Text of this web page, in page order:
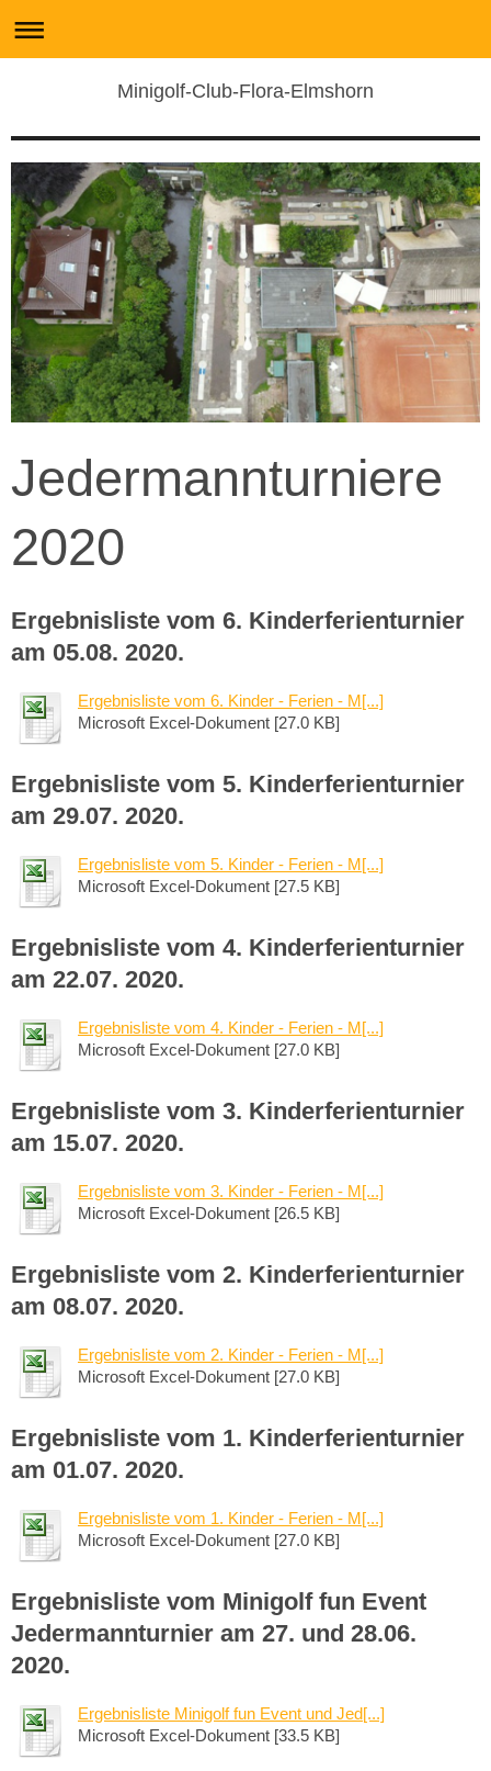
Minigolf-Club-Flora-Elmshorn
Jedermannturniere
2020
Ergebnisliste vom 6. Kinderferienturnier
am 05.08. 2020.
Ergebnisliste vom 6. Kinder - Ferien - M[...]
Microsoft Excel-Dokument [27.0 KB]
Ergebnisliste vom 5. Kinderferienturnier
am 29.07. 2020.
Ergebnisliste vom 5. Kinder - Ferien - M[...]
Microsoft Excel-Dokument [27.5 KB]
Ergebnisliste vom 4. Kinderferienturnier
am 22.07. 2020.
Ergebnisliste vom 4. Kinder - Ferien - M[...]
Microsoft Excel-Dokument [27.0 KB]
Ergebnisliste vom 3. Kinderferienturnier
am 15.07. 2020.
Ergebnisliste vom 3. Kinder - Ferien - M[...]
Microsoft Excel-Dokument [26.5 KB]
Ergebnisliste vom 2. Kinderferienturnier
am 08.07. 2020.
Ergebnisliste vom 2. Kinder - Ferien - M[...]
Microsoft Excel-Dokument [27.0 KB]
Ergebnisliste vom 1. Kinderferienturnier
am 01.07. 2020.
Ergebnisliste vom 1. Kinder - Ferien - M[...]
Microsoft Excel-Dokument [27.0 KB]
Ergebnisliste vom Minigolf fun Event
Jedermannturnier am 27. und 28.06.
2020.
Ergebnisliste Minigolf fun Event und Jed[...]
Microsoft Excel-Dokument [33.5 KB]